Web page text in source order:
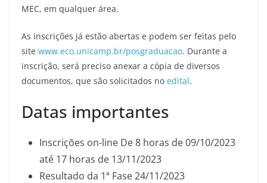
MEC, em qualquer área.
As inscrições já estão abertas e podem ser feitas pelo
site www.eco.unicamp.br/posgraduacao. Durante a
inscrição, será preciso anexar a cópia de diversos
documentos, que são solicitados no edital.
Datas importantes
Inscrições on-line De 8 horas de 09/10/2023
até 17 horas de 13/11/2023
Resultado da 1ª Fase 24/11/2023